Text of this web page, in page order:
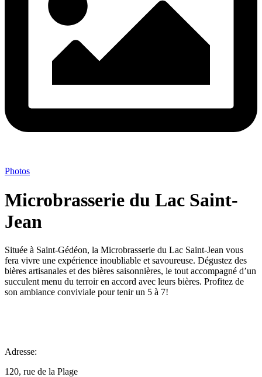
Photos
Microbrasserie du Lac Saint-
Jean
Située à Saint-Gédéon, la Microbrasserie du Lac Saint-Jean vous
fera vivre une expérience inoubliable et savoureuse. Dégustez des
bières artisanales et des bières saisonnières, le tout accompagné d’un
succulent menu du terroir en accord avec leurs bières. Profitez de
son ambiance conviviale pour tenir un 5 à 7!
Adresse:
120, rue de la Plage